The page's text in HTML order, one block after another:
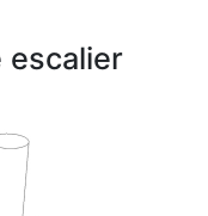
escalier